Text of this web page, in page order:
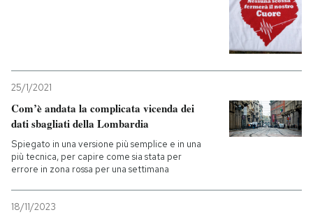
25/1/2021
Com’è andata la complicata vicenda dei
dati sbagliati della Lombardia
Spiegato in una versione più semplice e in una
più tecnica, per capire come sia stata per
errore in zona rossa per una settimana
18/11/2023